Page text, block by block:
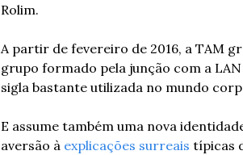
Rolim.
A partir de fevereiro de 2016, a TAM
grupo formado pela junção com a
sigla bastante utilizada no mundo
E assume também uma nova
aversão à explicações surreais típicas